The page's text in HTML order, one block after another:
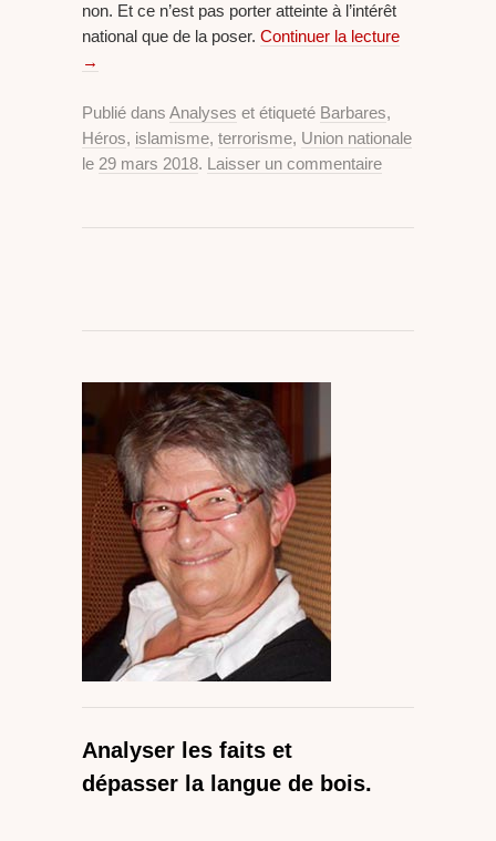
non. Et ce n’est pas porter atteinte à l’intérêt
national que de la poser. Continuer la lecture
→
Publié dans Analyses et étiqueté Barbares,
Héros, islamisme, terrorisme, Union nationale
le 29 mars 2018. Laisser un commentaire
Analyser les faits et
dépasser la langue de bois.